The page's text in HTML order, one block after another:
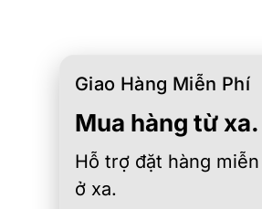
Giao Hàng Miễn Phí
Mua hàng từ xa.
Hỗ trợ đặt hàng
ở xa.